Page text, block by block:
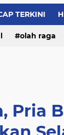
TERKINI
olah raga
Pria